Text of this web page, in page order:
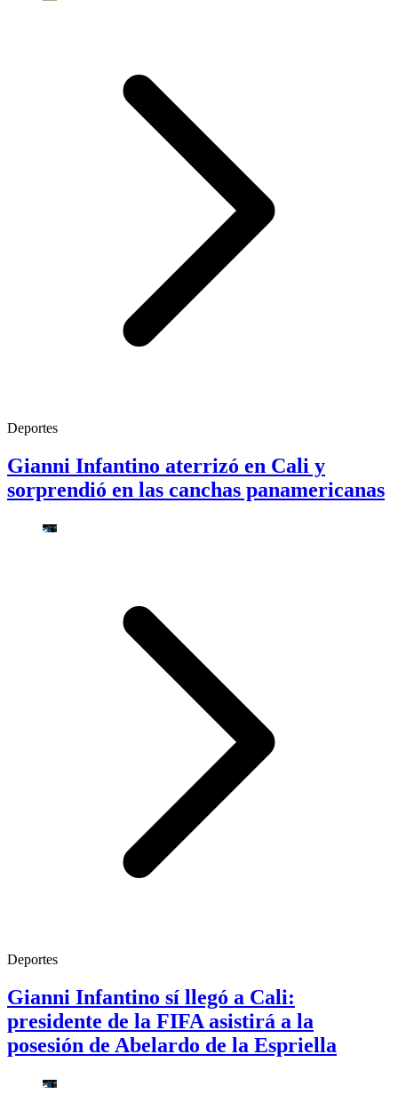
Deportes
Gianni Infantino aterrizó en Cali y
sorprendió en las canchas panamericanas
Deportes
Gianni Infantino sí llegó a Cali:
presidente de la FIFA asistirá a la
posesión de Abelardo de la Espriella